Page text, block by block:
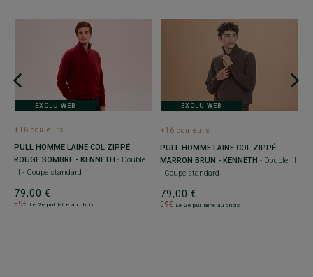
EXCLU WEB
+16 couleurs
PULL HOMME LAINE COL ZIPPÉ
ROUGE SOMBRE - KENNETH - Double
fil - Coupe standard
79,00 €
59€ Le 2e pull laine au choix
EXCLU WEB
+16 couleurs
PULL HOMME LAINE COL ZIPPÉ
MARRON BRUN - KENNETH - Double fil
- Coupe standard
79,00 €
59€ Le 2e pull laine au choix